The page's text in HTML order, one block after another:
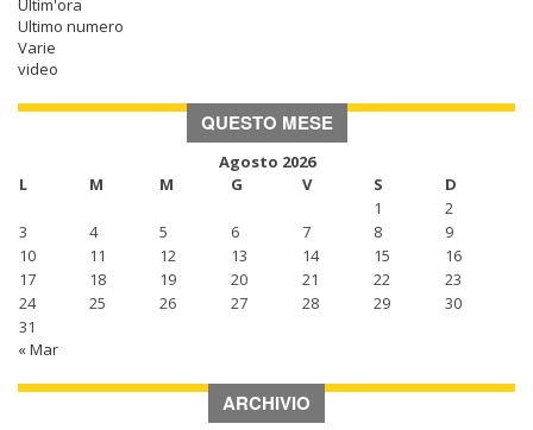
Ultim'ora
Ultimo numero
Varie
video
QUESTO MESE
Agosto 2026
L
M M G V S
D
1
2
3
4 5 6 7 8
9
10
11 12 13 14 15
16
17
18 19 20 21 22
23
24
25 26 27 28 29
30
31
« Mar
ARCHIVIO